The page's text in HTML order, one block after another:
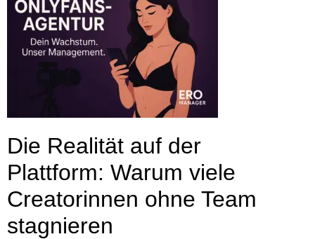
Die Realität auf der
Plattform: Warum viele
Creatorinnen ohne Team
stagnieren